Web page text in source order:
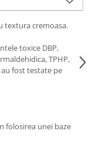
textura cremoasa.
toxice DBP,
TPHP,
au fost testate pe
folosirea unei baze